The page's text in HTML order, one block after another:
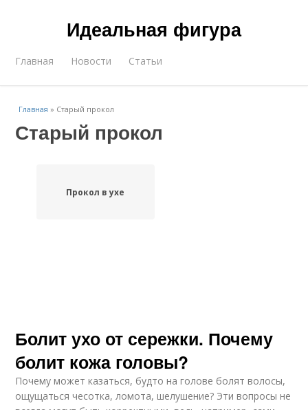
Идеальная фигура
Главная Новости Статьи
Главная » Старый прокол
Старый прокол
Прокол в ухе
Болит ухо от сережки. Почему
болит кожа головы?
Почему может казаться, будто на голове болят волосы,
ощущаться чесотка, ломота, шелушение? Эти вопросы не